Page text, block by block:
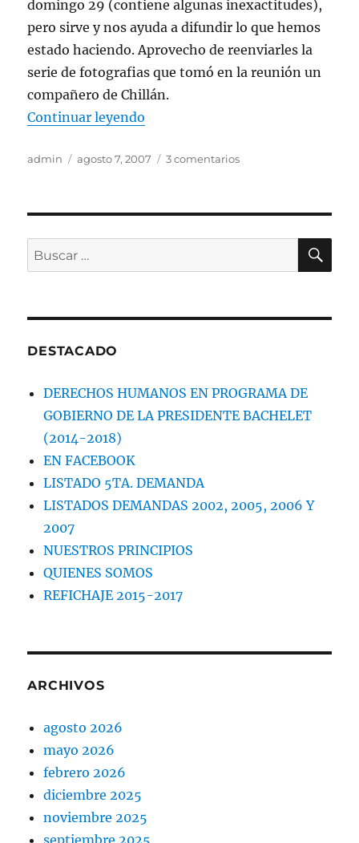
domingo 29 (contiene algunas inexactitudes),
pero sirve y nos ayuda a difundir lo que hemos
estado haciendo. Aprovecho de reenviarles la
serie de fotografias que tomó en la reunión un
compañero de Chillán.
Continuar leyendo
Autor
admin
Publicado
agosto 7, 2007 3 comentariosen
JULIO
Buscar
por:
DESTACADO
DERECHOS HUMANOS EN PROGRAMA DE
GOBIERNO DE LA PRESIDENTE BACHELET
(2014-2018)
EN FACEBOOK
LISTADO 5TA. DEMANDA
LISTADOS DEMANDAS 2002, 2005, 2006 Y
2007
NUESTROS PRINCIPIOS
QUIENES SOMOS
REFICHAJE 2015-2017
ARCHIVOS
agosto 2026
mayo 2026
febrero 2026
diciembre 2025
noviembre 2025